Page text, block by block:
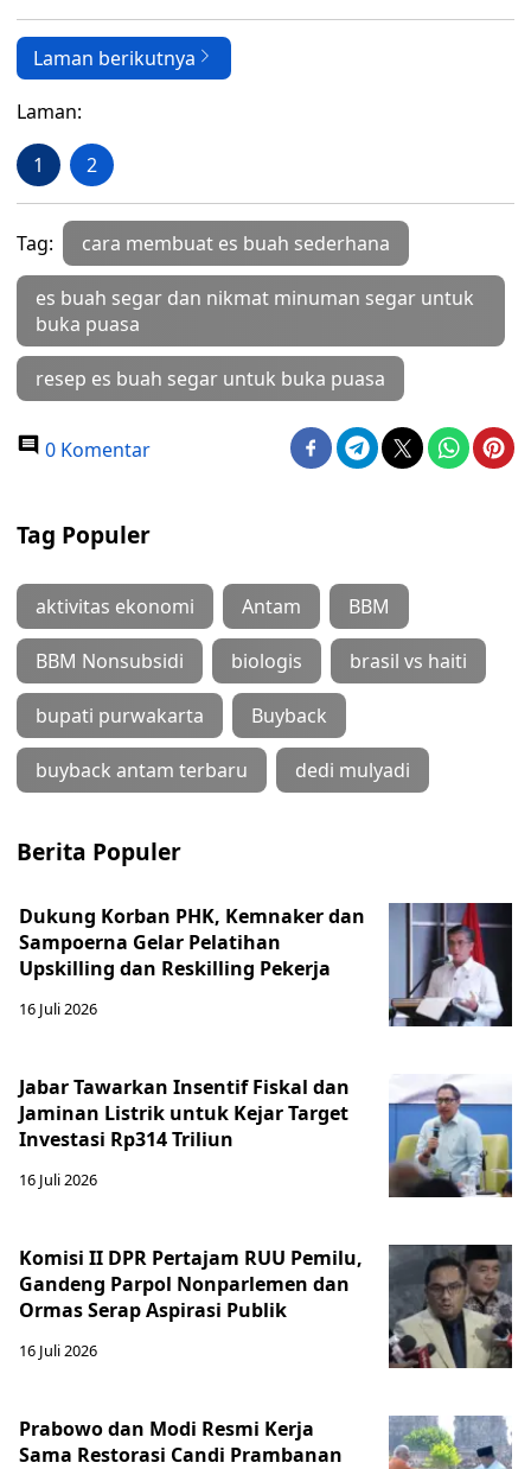
Laman berikutnya
Laman:
1 2
Tag: cara membuat es buah sederhana
es buah segar dan nikmat minuman segar untuk
buka puasa
resep es buah segar untuk buka puasa
0 Komentar
Tag Populer
aktivitas ekonomi Antam BBM
BBM Nonsubsidi biologis brasil vs haiti
bupati purwakarta Buyback
buyback antam terbaru dedi mulyadi
Berita Populer
Dukung Korban PHK, Kemnaker dan
Sampoerna Gelar Pelatihan
Upskilling dan Reskilling Pekerja
16 Juli 2026
Jabar Tawarkan Insentif Fiskal dan
Jaminan Listrik untuk Kejar Target
Investasi Rp314 Triliun
16 Juli 2026
Komisi II DPR Pertajam RUU Pemilu,
Gandeng Parpol Nonparlemen dan
Ormas Serap Aspirasi Publik
16 Juli 2026
Prabowo dan Modi Resmi Kerja
Sama Restorasi Candi Prambanan